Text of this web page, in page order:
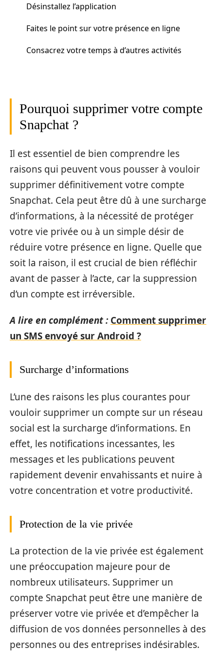
Désinstallez l’application
Faites le point sur votre présence en ligne
Consacrez votre temps à d’autres activités
Pourquoi supprimer votre compte
Snapchat ?
Il est essentiel de bien comprendre les
raisons qui peuvent vous pousser à vouloir
supprimer définitivement votre compte
Snapchat. Cela peut être dû à une surcharge
d’informations, à la nécessité de protéger
votre vie privée ou à un simple désir de
réduire votre présence en ligne. Quelle que
soit la raison, il est crucial de bien réfléchir
avant de passer à l’acte, car la suppression
d’un compte est irréversible.
A lire en complément : Comment supprimer
un SMS envoyé sur Android ?
Surcharge d’informations
L’une des raisons les plus courantes pour
vouloir supprimer un compte sur un réseau
social est la surcharge d’informations. En
effet, les notifications incessantes, les
messages et les publications peuvent
rapidement devenir envahissants et nuire à
votre concentration et votre productivité.
Protection de la vie privée
La protection de la vie privée est également
une préoccupation majeure pour de
nombreux utilisateurs. Supprimer un
compte Snapchat peut être une manière de
préserver votre vie privée et d’empêcher la
diffusion de vos données personnelles à des
personnes ou des entreprises indésirables.